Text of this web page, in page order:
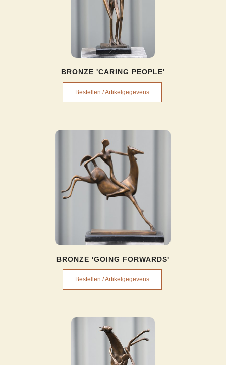
BRONZE 'CARING PEOPLE'
Bestellen / Artikelgegevens
BRONZE 'GOING FORWARDS'
Bestellen / Artikelgegevens